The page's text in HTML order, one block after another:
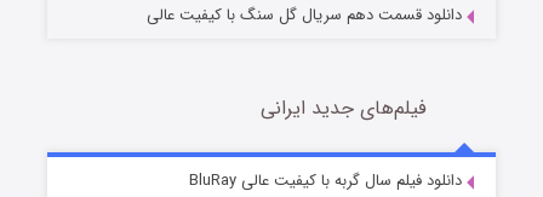
قسمت6 (زیرنویس) منتشر شد
دانلود قسمت دهم سریال گل سنگ با کیفیت عالی
فیلم‌های جدید ایرانی
دانلود فیلم سال گربه با کیفیت عالی BluRay